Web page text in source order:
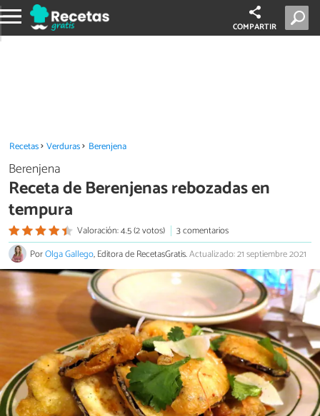
COMPARTIR
Recetas Verduras Berenjena
Berenjena
Receta de Berenjenas rebozadas en
tempura
Valoración: 4.5 (2 votos)
3 comentarios
PorOlga Gallego, Editora de RecetasGratis.Actualizado: 21 septiembre 2021